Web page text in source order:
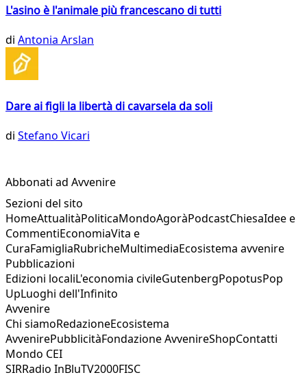
L'asino è l'animale più francescano di tutti
di Antonia Arslan
Dare ai figli la libertà di cavarsela da soli
di Stefano Vicari
Abbonati ad Avvenire
Sezioni del sito
HomeAttualitàPoliticaMondoAgoràPodcastChiesaIdee e
CommentiEconomiaVita e
CuraFamigliaRubricheMultimediaEcosistema avvenire
Pubblicazioni
Edizioni localiL'economia civileGutenbergPopotusPop
UpLuoghi dell'Infinito
Avvenire
Chi siamoRedazioneEcosistema
AvvenirePubblicitàFondazione AvvenireShopContatti
Mondo CEI
SIRRadio InBluTV2000FISC